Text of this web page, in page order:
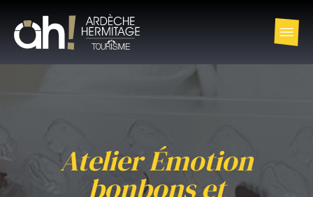
Atelier Émotion
bonbons et